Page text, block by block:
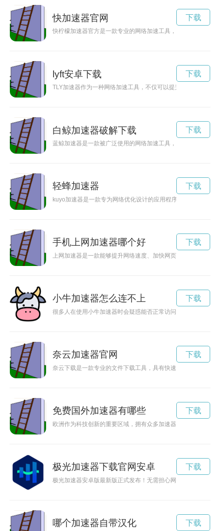
快加速器官网
快柠檬加速器官方是一款专业的网络加速工具，能够帮助用户
下载
lyft安卓下载
TLY加速器作为一种网络加速工具，不仅可以提升网络速度，
下载
白鲸加速器破解下载
蓝鲸加速器是一款被广泛使用的网络加速工具，而有些用户可
下载
轻蜂加速器
kuyo加速器是一款专为网络优化设计的应用程序，能够帮助用
下载
手机上网加速器哪个好
上网加速器是一款能够提升网络速度、加快网页加载的神器，
下载
小牛加速器怎么连不上
很多人在使用小牛加速器时会疑惑能否正常访问ins这类社交平
下载
奈云加速器官网
奈云下载是一款专业的文件下载工具，具有快速、稳定、便捷
下载
免费国外加速器有哪些
欧洲作为科技创新的重要区域，拥有众多加速器项目，为创业
下载
极光加速器下载官网安卓
极光加速器安卓版最新版正式发布！无需担心网络卡顿，让您
下载
哪个加速器自带汉化 下载